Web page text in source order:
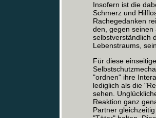
Insofern ist die
Schmerz und
Rachegedanken
den, gegen seinen
selbstverständlich
Lebenstraums,
Für diese
"ordnen" ihre
lediglich als die
sehen.
Reaktion ganz
Partner